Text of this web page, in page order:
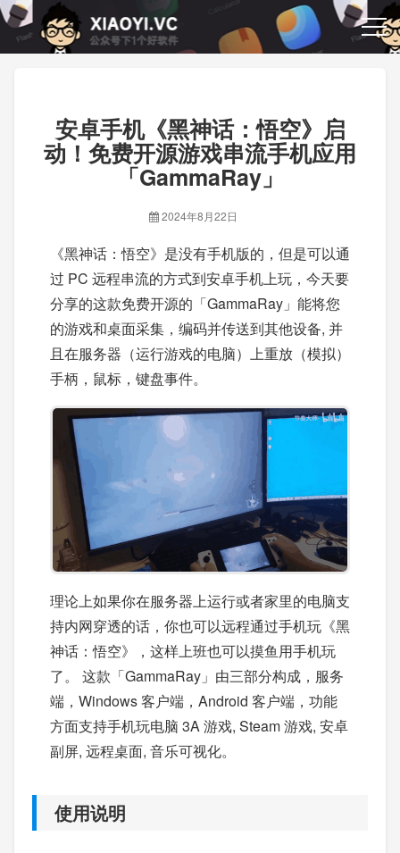
安卓手机《黑神话：悟空》启
动！免费开源游戏串流手机应用
「GammaRay」
2024年8月22日
《黑神话：悟空》是没有手机版的，但是可以通
过 PC 远程串流的方式到安卓手机上玩，今天要
分享的这款免费开源的「GammaRay」能将您
的游戏和桌面采集，编码并传送到其他设备, 并
且在服务器（运行游戏的电脑）上重放（模拟）
手柄，鼠标，键盘事件。
理论上如果你在服务器上运行或者家里的电脑支
持内网穿透的话，你也可以远程通过手机玩《黑
神话：悟空》，这样上班也可以摸鱼用手机玩
了。 这款「GammaRay」由三部分构成，服务
端，Windows 客户端，Android 客户端，功能
方面支持手机玩电脑 3A 游戏, Steam 游戏, 安卓
副屏, 远程桌面, 音乐可视化。
使用说明